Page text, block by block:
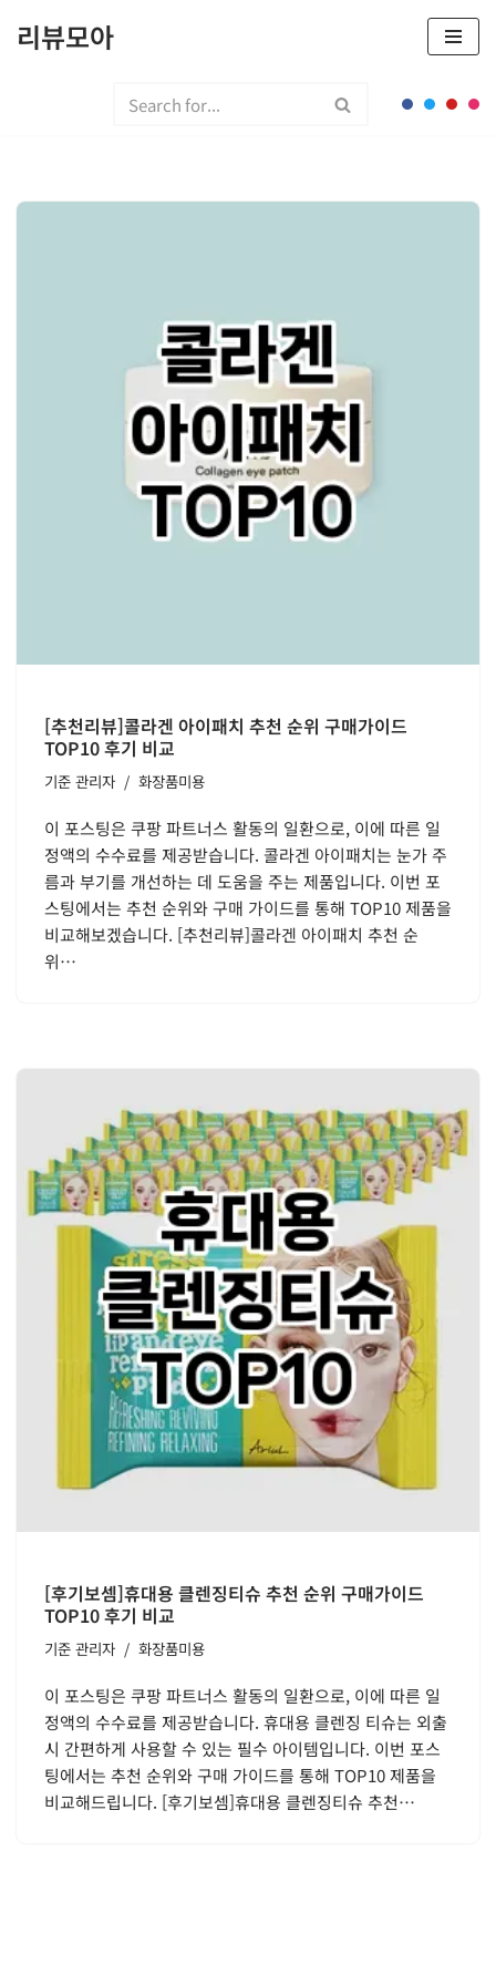
리뷰모아
[추천리뷰]콜라겐 아이패치 추천 순위 구매가이드
TOP10 후기 비교
기준 관리자 화장품미용
이 포스팅은 쿠팡 파트너스 활동의 일환으로, 이에 따른 일
정액의 수수료를 제공받습니다. 콜라겐 아이패치는 눈가 주
름과 부기를 개선하는 데 도움을 주는 제품입니다. 이번 포
스팅에서는 추천 순위와 구매 가이드를 통해 TOP10 제품을
비교해보겠습니다. [추천리뷰]콜라겐 아이패치 추천 순
위…
[후기보셈]휴대용 클렌징티슈 추천 순위 구매가이드
TOP10 후기 비교
기준 관리자 화장품미용
이 포스팅은 쿠팡 파트너스 활동의 일환으로, 이에 따른 일
정액의 수수료를 제공받습니다. 휴대용 클렌징 티슈는 외출
시 간편하게 사용할 수 있는 필수 아이템입니다. 이번 포스
팅에서는 추천 순위와 구매 가이드를 통해 TOP10 제품을
비교해드립니다. [후기보셈]휴대용 클렌징티슈 추천…